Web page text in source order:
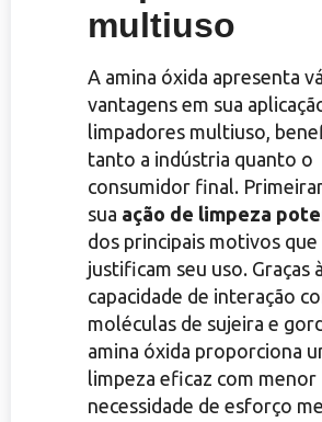
multiuso
A amina óxida apresenta
vantagens em sua
limpadores multiuso,
tanto a indústria quanto o
consumidor final.
sua ação de limpeza
dos principais motivos que
justificam seu uso. Graças
capacidade de interação
moléculas de sujeira e
amina óxida proporciona
limpeza eficaz com menor
necessidade de esforço